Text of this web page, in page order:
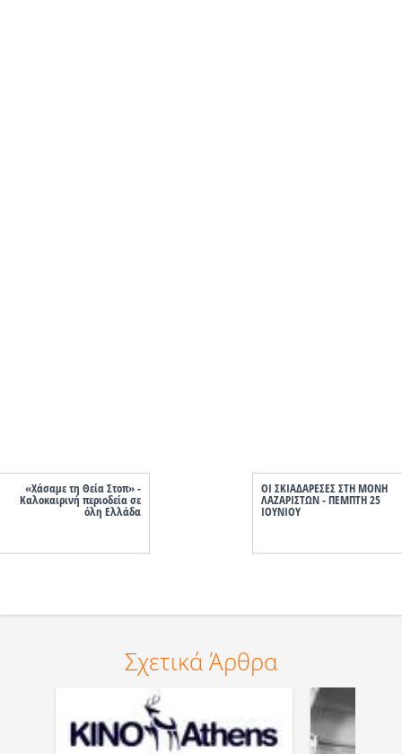
«Χάσαμε τη Θεία Στοπ» -
Καλοκαιρινή περιοδεία σε
όλη Ελλάδα
ΟΙ ΣΚΙΑΔΑΡΕΣΕΣ ΣΤΗ ΜΟΝΗ
ΛΑΖΑΡΙΣΤΩΝ - ΠΕΜΠΤΗ 25
ΙΟΥΝΙΟΥ
Σχετικά Άρθρα